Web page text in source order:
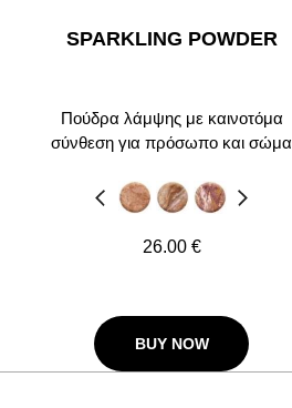
SPARKLING POWDER
Πούδρα λάμψης με καινοτόμα
σύνθεση για πρόσωπο και σώμα
Προηγούμενο Next
26.00 €
BUY NOW